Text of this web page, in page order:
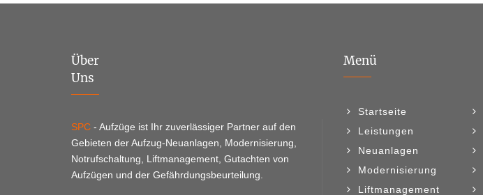
Über
Uns
SPC - Aufzüge ist Ihr zuverlässiger Partner auf den
Gebieten der Aufzug-Neuanlagen, Modernisierung,
Notrufschaltung, Liftmanagement, Gutachten von
Aufzügen und der Gefährdungsbeurteilung.
Menü
Startseite
Leistungen
Neuanlagen
Modernisierung
Liftmanagement